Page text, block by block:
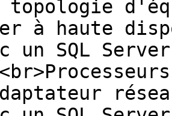
topologie
à haute
un SQL